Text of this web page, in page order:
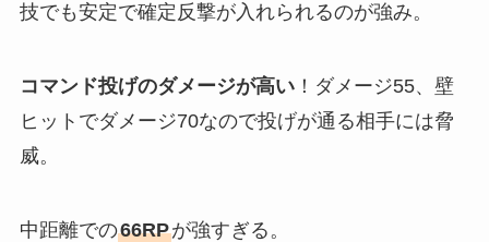
技でも安定で確定反撃が入れられるのが強み。
コマンド投げのダメージが高い！ダメージ55、壁
ヒットでダメージ70なので投げが通る相手には脅
威。
中距離での66RPが強すぎる。